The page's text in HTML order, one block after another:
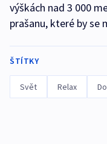
výškách nad 3 000
prašanu, které by se
ŠTÍTKY
Svět Relax